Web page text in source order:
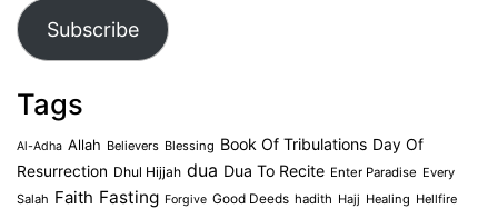
Subscribe
Tags
Al-Adha Allah Believers Blessing Book Of Tribulations Day Of
Resurrection Dhul Hijjah dua Dua To Recite Enter Paradise Every
Salah Faith Fasting Forgive Good Deeds hadith Hajj Healing Hellfire